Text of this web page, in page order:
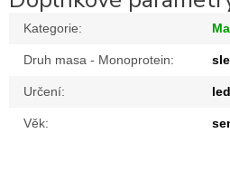
Kategorie:
Druh masa - Monoprotein:
Určení:
Věk: